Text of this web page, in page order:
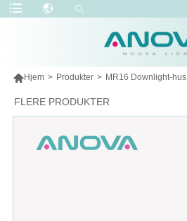
Hjem > Produkter > MR16 Downlight-hus
FLERE PRODUKTER